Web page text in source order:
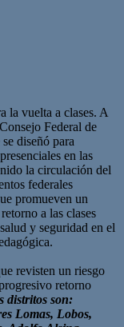
la vuelta a clases. A
Federal de
diseñó para
en las
la circulación del
federales
promueven un
a las clases
y seguridad en el
revisten un riesgo
retorno
distritos son:
Lomas, Lobos,